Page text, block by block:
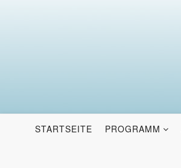
STARTSEITE PROGRAMM